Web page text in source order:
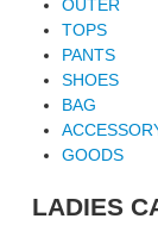
OUTER
TOPS
PANTS
SHOES
BAG
GOODS
LADIES